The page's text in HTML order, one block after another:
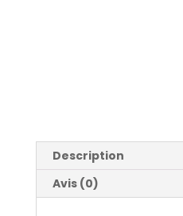
Description
Avis (0)